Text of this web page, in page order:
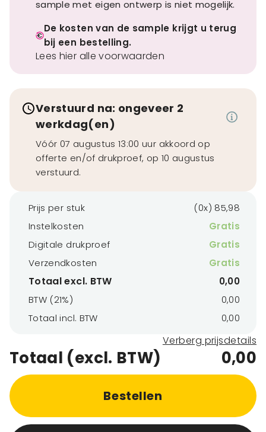
sample met eigen ontwerp is niet mogelijk.
De kosten van de sample krijgt u terug
bij een bestelling.
Lees hier alle voorwaarden
Verstuurd na: ongeveer 2
werkdag(en)
Vóór 07 augustus 13:00 uur akkoord op
offerte en/of drukproef, op 10 augustus
verstuurd.
Prijs per stuk
(0x) 85,98
Instelkosten
Gratis
Digitale drukproef
Gratis
Verzendkosten
Gratis
Totaal excl. BTW
0,00
BTW (21%)
0,00
Totaal incl. BTW
0,00
Verberg prijsdetails
Totaal (excl. BTW) 0,00
Bestellen